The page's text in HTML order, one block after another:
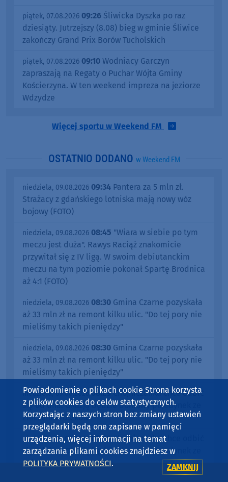
piątek, 07.08.2026 09:26 Śliwicka Dyszka po raz
dziesiąty. Jutrzejszy (8.08) bieg w gminie Śliwice
zakończy Grand Prix Borów Tucholskich
piątek, 07.08.2026 09:10 Wodniacy Garczyn
zapraszają na Regaty o Puchar Wójta Gminy
Kościerzyna. W ten weekend impreza na jeziorze
Wdzydze
Więcej sportu w Weekend FM
OSTATNIO DODANO w Weekend FM
niedziela, 09.08.2026 09:34 Pantera za 5 mln zł.
Strażacy z gdańskiego lotniska mają nowy wóz
bojowy (FOTO)
niedziela, 09.08.2026 08:45 "Wiara w siebie po tym
meczu jest duża". Rawys Raciąż znakomicie
przywitał się z IV ligą. W swoim debiutanckim
meczu na tym poziomie pokonał Spartę Brodnica
aż 4:1 (FOTO)
niedziela, 09.08.2026 08:30 Gmina Czarne pozyskała
aż 33 mln zł na remont kilku ulic. "Do tej pory nie
mieliśmy takich pieniędzy"
niedziela, 09.08.2026 08:30 Gmina Czarne pozyskała
aż 33 mln zł na remont kilku ulic. "Do tej pory nie
mieliśmy takich pieniędzy"
niedziela, 09.08.2026 08:29Chojniczanka chce odbić
się od dna. Okazją będzie domowy pojedynek ze
Zniczem Pruszków
niedziela, 09.08.2026 08:29Chojniczanka chce odbić
się od dna. Okazją będzie domowy pojedynek ze
Zniczem Pruszków
Powiadomienie o plikach cookie Strona korzysta
z plików cookies do celów statystycznych.
Korzystając z naszych stron bez zmiany ustawień
przeglądarki będą one zapisane w pamięci
urządzenia, więcej informacji na temat
zarządzania plikami cookies znajdziesz w
POLITYKA PRYWATNOŚCI. ZAMKNIJ